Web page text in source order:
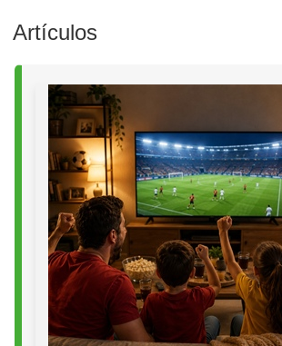
Artículos